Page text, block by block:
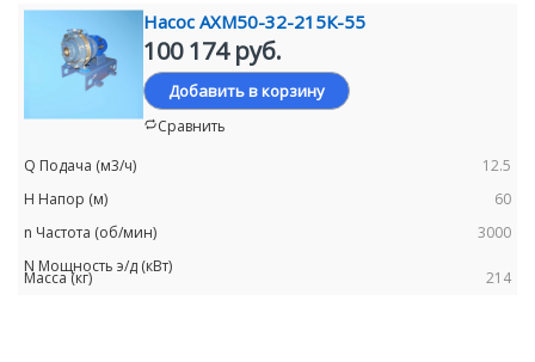
Насос АХМ50-32-215К-55
100 174 руб.
Добавить в корзину
Сравнить
12.5
60
3000
214